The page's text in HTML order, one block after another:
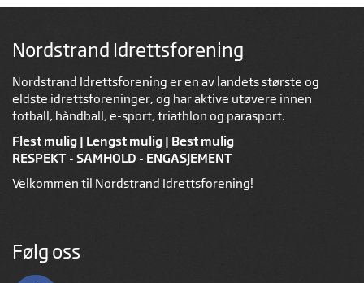
Nordstrand Idrettsforening
Nordstrand Idrettsforening er en av landets største og
eldste idrettsforeninger, og har aktive utøvere innen
fotball, håndball, e-sport, triathlon og parasport.
Flest mulig | Lengst mulig | Best mulig
RESPEKT - SAMHOLD - ENGASJEMENT
Velkommen til Nordstrand Idrettsforening!
Følg oss